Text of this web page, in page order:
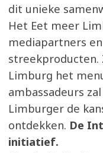
dit unieke
Het Eet meer
mediapartners
streekproducten.
Limburg het
ambassadeurs
Limburger de
ontdekken. De
initiatief.